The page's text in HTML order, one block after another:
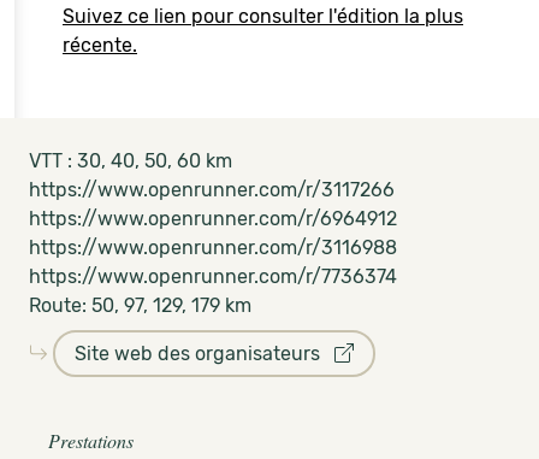
Suivez ce lien pour consulter l'édition la plus
récente.
VTT : 30, 40, 50, 60 km
https://www.openrunner.com/r/3117266
https://www.openrunner.com/r/6964912
https://www.openrunner.com/r/3116988
https://www.openrunner.com/r/7736374
Route: 50, 97, 129, 179 km
Site web des organisateurs
Prestations